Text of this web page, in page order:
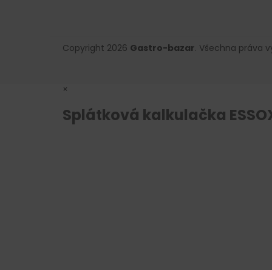
Copyright 2026 Gastro-bazar. Všechna práva
×
Splátková kalkulačka